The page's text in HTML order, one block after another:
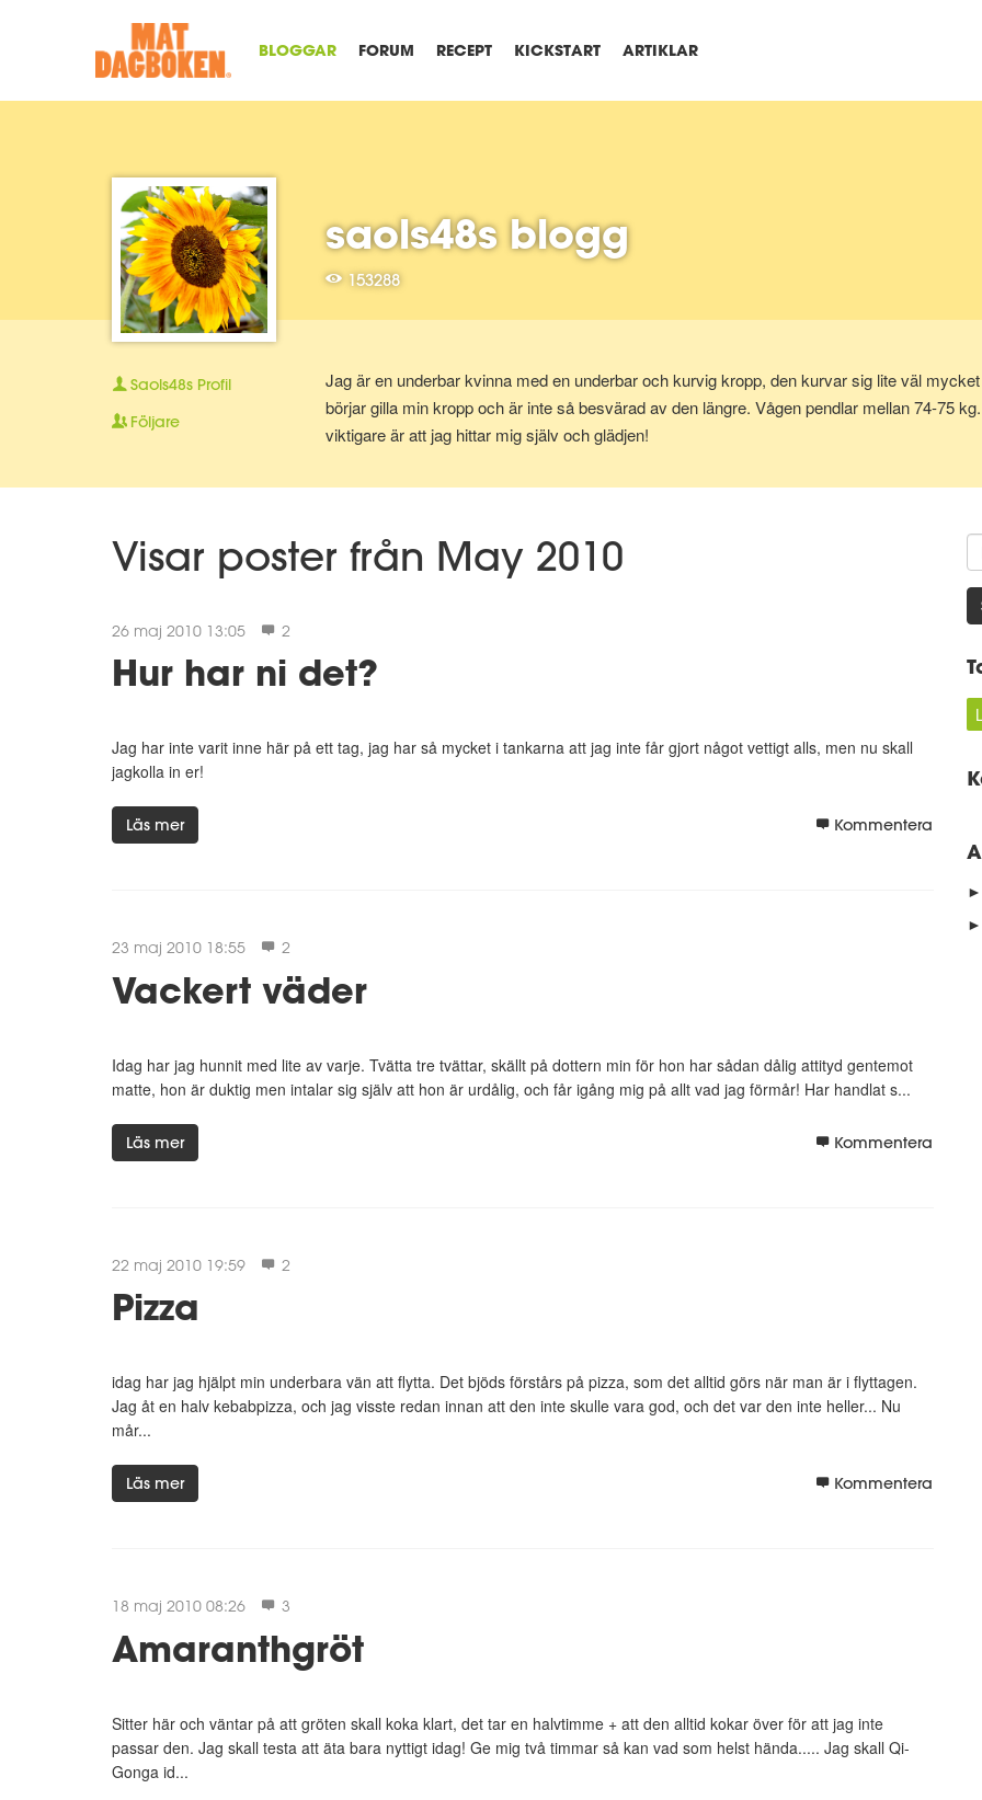
BLOGGAR FORUM RECEPT KICKSTART ARTIKLAR
saols48s blogg
153288
Jag är en underbar kvinna med en underbar och kurvig kropp, den kurvar sig lite väl
börjar gilla min kropp och är inte så besvärad av den längre. Vågen pendlar mellan 74-75
viktigare är att jag hittar mig själv och glädjen!
Saols48s Profil
Följare
Visar poster från May 2010
26 maj 2010 13:05 2
Hur har ni det?
Jag har inte varit inne här på ett tag, jag har så mycket i tankarna att jag inte får gjort något vettigt alls, men nu skall
jagkolla in er!
Läs mer Kommentera
23 maj 2010 18:55 2
Vackert väder
Idag har jag hunnit med lite av varje. Tvätta tre tvättar, skällt på dottern min för hon har sådan dålig attityd gentemot
matte, hon är duktig men intalar sig själv att hon är urdålig, och får igång mig på allt vad jag förmår! Har handlat s...
Läs mer Kommentera
22 maj 2010 19:59 2
Pizza
idag har jag hjälpt min underbara vän att flytta. Det bjöds förstårs på pizza, som det alltid görs när man är i flyttagen.
Jag åt en halv kebabpizza, och jag visste redan innan att den inte skulle vara god, och det var den inte heller... Nu
mår...
Läs mer Kommentera
18 maj 2010 08:26 3
Amaranthgröt
Sitter här och väntar på att gröten skall koka klart, det tar en halvtimme + att den alltid kokar över för att jag inte
passar den. Jag skall testa att äta bara nyttigt idag! Ge mig två timmar så kan vad som helst hända..... Jag skall Qi-
Gonga id...
►
►